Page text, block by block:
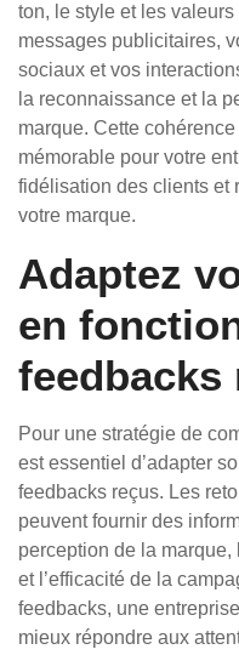
ton, le style et les
messages publicitaires,
sociaux et vos
la reconnaissance et la
marque. Cette
mémorable pour votre
fidélisation des clients et
votre marque.
Adaptez
en
feedbacks
Pour une stratégie de
est essentiel d’adapter
feedbacks reçus. Les
peuvent fournir des
perception de la
et l’efficacité de la
feedbacks, une
mieux répondre aux